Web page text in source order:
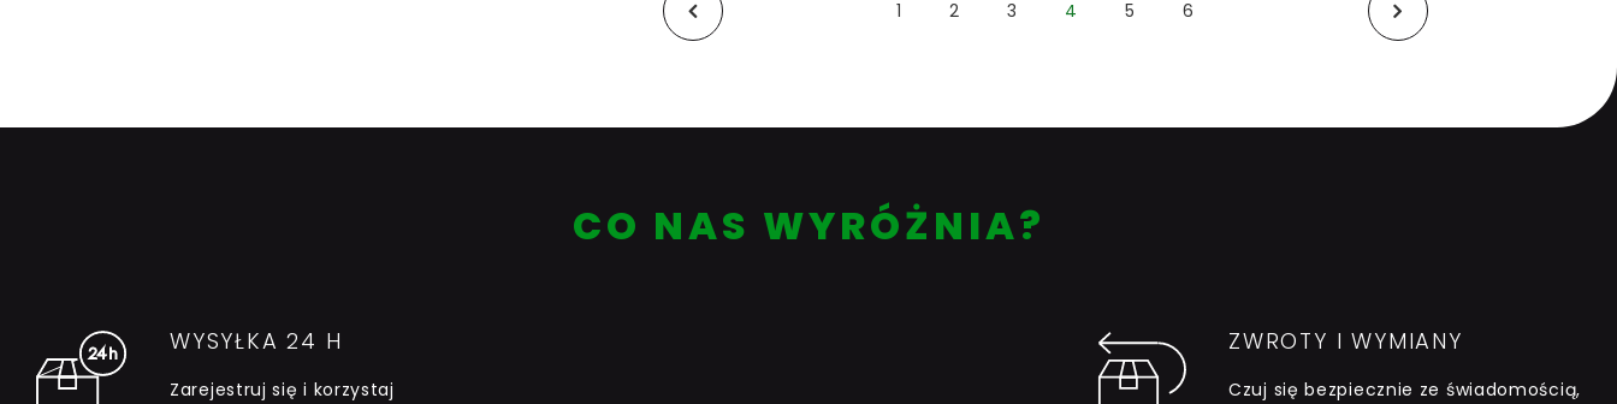
1 2 3 4 5 6
CO NAS WYRÓŻNIA?
WYSYŁKA 24 H
Zarejestruj się i korzystaj
ZWROTY I WYMIANY
Czuj się bezpiecznie ze świadomością,